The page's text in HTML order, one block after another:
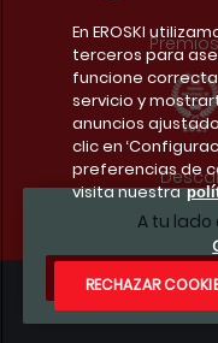
A tu
Condiciones
En EROSKI
terceros para
funcione
servicio y
anuncios
clic en
preferencias de
visita nuestra
RECHAZAR